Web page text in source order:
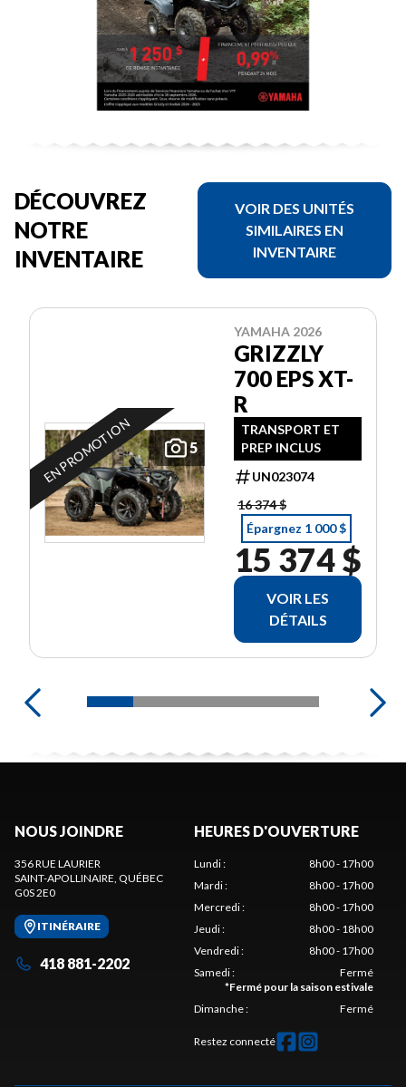
DÉCOUVREZ
NOTRE
INVENTAIRE
VOIR DES UNITÉS
SIMILAIRES EN
INVENTAIRE
5
EN PROMOTION
YAMAHA 2026
GRIZZLY
700 EPS XT-
R
TRANSPORT ET
PREP INCLUS
UN023074
16 374 $
Épargnez 1 000 $
15 374 $
VOIR LES
DÉTAILS
NOUS JOINDRE
356 RUE LAURIER
SAINT-APOLLINAIRE, QUÉBEC
G0S 2E0
ITINÉRAIRE
418 881-2202
HEURES D'OUVERTURE
Lundi:
8h00 - 17h00
Mardi:
8h00 - 17h00
Mercredi:
8h00 - 17h00
Jeudi:
8h00 - 18h00
Vendredi:
8h00 - 17h00
Samedi:
Fermé
*Fermé pour la saison estivale
Dimanche: Fermé
Restez connecté